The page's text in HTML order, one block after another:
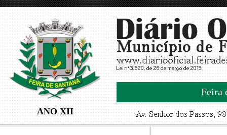
ANO XII
Feira